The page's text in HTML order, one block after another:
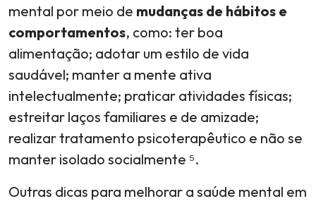
mental por meio de mudanças de hábitos e
comportamentos, como: ter boa
alimentação; adotar um estilo de vida
saudável; manter a mente ativa
intelectualmente; praticar atividades físicas;
estreitar laços familiares e de amizade;
realizar tratamento psicoterapêutico e não se
manter isolado socialmente ⁵.
Outras dicas para melhorar a saúde mental em